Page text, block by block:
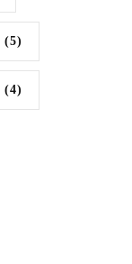
(5)
(4)